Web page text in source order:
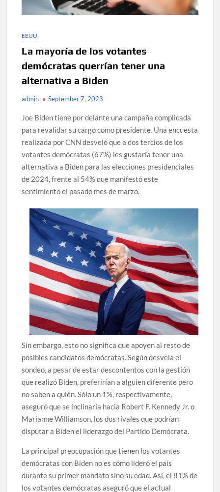
EEUU
La mayoría de los votantes
demócratas querrían tener una
alternativa a Biden
admin September 7, 2023
Joe Biden tiene por delante una campaña complicada
para revalidar su cargo como presidente. Una encuesta
realizada por CNN desveló que a dos tercios de los
votantes demócratas (67%) les gustaría tener una
alternativa a Biden para las elecciones presidenciales
de 2024, frente al 54% que manifestó este
sentimiento el pasado mes de marzo.
Sin embargo, esto no significa que apoyen al resto de
posibles candidatos demócratas. Según desvela el
sondeo, a pesar de estar descontentos con la gestión
que realizó Biden, preferirían a alguien diferente pero
no saben a quién. Sólo un 1%, respectivamente,
aseguró que se inclinaría hacia Robert F. Kennedy Jr. o
Marianne Williamson, los dos rivales que podrían
disputar a Biden el liderazgo del Partido Demócrata.
La principal preocupación que tienen los votantes
demócratas con Biden no es cómo lideró el país
durante su primer mandato sino su edad. Así, el 81% de
los votantes demócratas aseguró que el actual